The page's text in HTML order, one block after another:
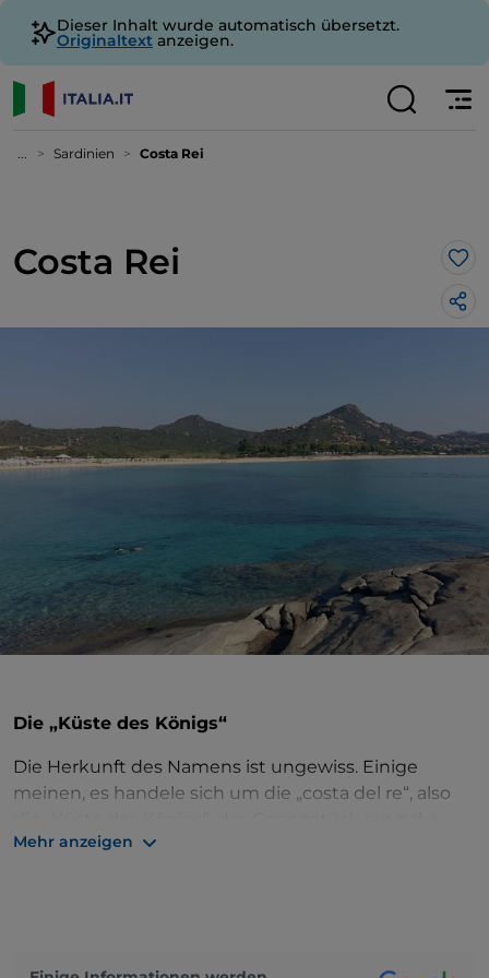
Dieser Inhalt wurde automatisch übersetzt.
Originaltext anzeigen.
... Sardinien Costa Rei
Costa Rei
Die „Küste des Königs“
Die Herkunft des Namens ist ungewiss. Einige
meinen, es handele sich um die „costa del re“, also
gelegenen Cala Reina (Bucht der Königin). Andere
Auf jeden Fall ist Costa Rei
, ein Ortsteil von Muravera,
Mehr anzeigen